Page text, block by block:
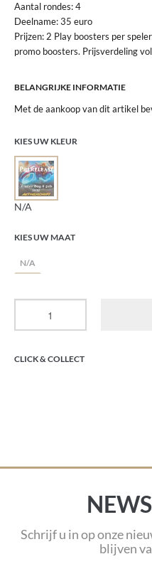
Aantal rondes: 4
Deelname: 35 euro
Prijzen: 2 Play boosters per
promo boosters. Prijsverdeling
BELANGRIJKE INFORMATIE
Met de aankoop van dit artikel
KIES UW KLEUR
N/A
KIES UW MAAT
N/A
CLICK & COLLECT
Schrijf u in op onze
blijven